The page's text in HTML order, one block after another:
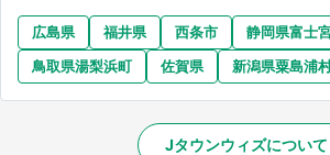
広島県 福井県 西条市 静岡県富士
鳥取県湯梨浜町
佐賀県 新潟県粟島浦
Jタウンウィズについて